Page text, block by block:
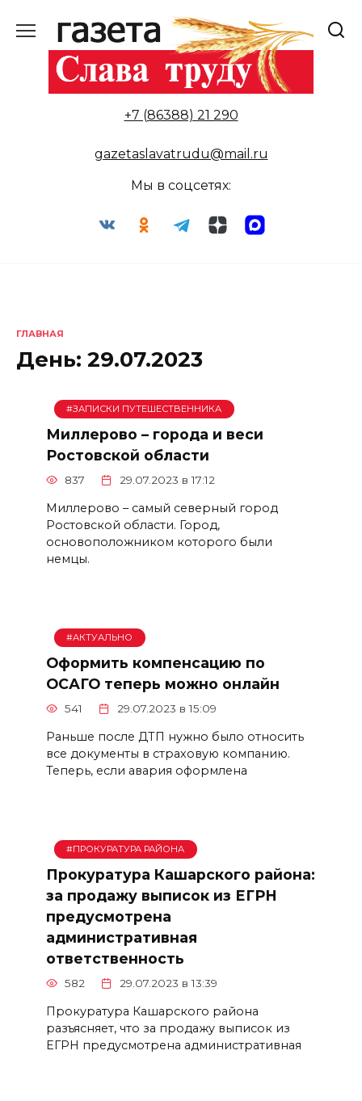
содержанию
+7 (86388) 21 290
gazetaslavatrudu@mail.ru
Мы в соцсетях:
ГЛАВНАЯ
День: 29.07.2023
#ЗАПИСКИ ПУТЕШЕСТВЕННИКА
Миллерово – города и веси
Ростовской области
837 29.07.2023 в 17:12
Миллерово – самый северный город
Ростовской области. Город,
основоположником которого были
немцы.
#АКТУАЛЬНО
Оформить компенсацию по
ОСАГО теперь можно онлайн
541 29.07.2023 в 15:09
Раньше после ДТП нужно было относить
все документы в страховую компанию.
Теперь, если авария оформлена
#ПРОКУРАТУРА РАЙОНА
Прокуратура Кашарского района:
за продажу выписок из ЕГРН
предусмотрена
административная
ответственность
582 29.07.2023 в 13:39
Прокуратура Кашарского района
разъясняет, что за продажу выписок из
ЕГРН предусмотрена административная